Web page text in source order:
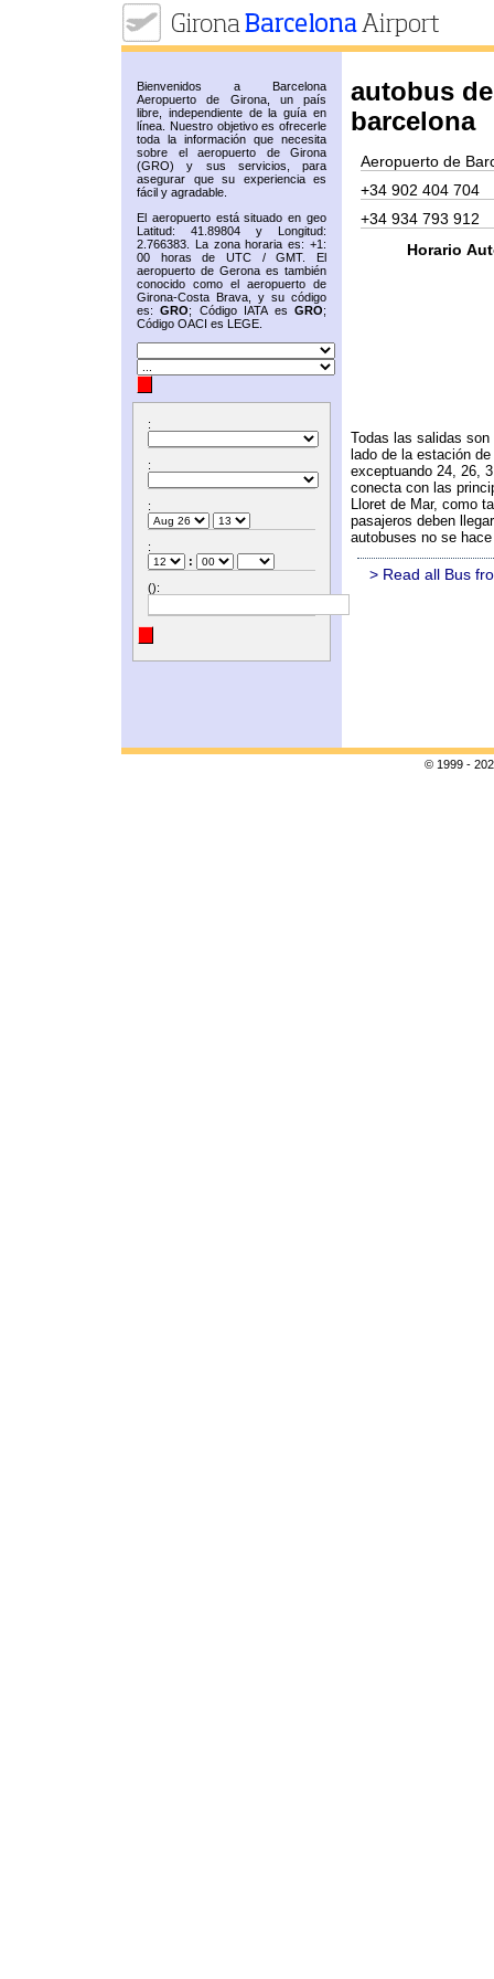
Bienvenidos a Barcelona
Aeropuerto de Girona, un país
libre, independiente de la guía en
línea. Nuestro objetivo es ofrecerle
toda la información que necesita
sobre el aeropuerto de Girona
(GRO) y sus servicios, para
asegurar que su experiencia es
fácil y agradable.
El aeropuerto está situado en geo
Latitud: 41.89804 y Longitud:
2.766383. La zona horaria es: +1:
00 horas de UTC / GMT. El
aeropuerto de Gerona es también
conocido como el aeropuerto de
Girona-Costa Brava, y su código
es:GRO; Código IATA esGRO;
Código OACI es LEGE.
:
:
:
:
:
():
autobus
barcelona
Aeropuerto de
+34 902 404 704
+34 934 793 912
Horario
Todas las salidas
lado de la estación
exceptuando 24, 26,
conecta con las
Lloret de Mar, como
pasajeros deben
autobuses no se
> Read all Bus
© 1999 -